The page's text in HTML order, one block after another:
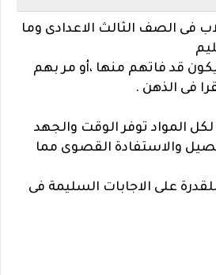
فى الصف الثالث الاعدادى وما
قد فاتهم منها ،أو مر بهم
فى الذهن .
المواد توفر الوقت والجهد
والاستفادة القصوى مما
على الاجابات السليمة فى